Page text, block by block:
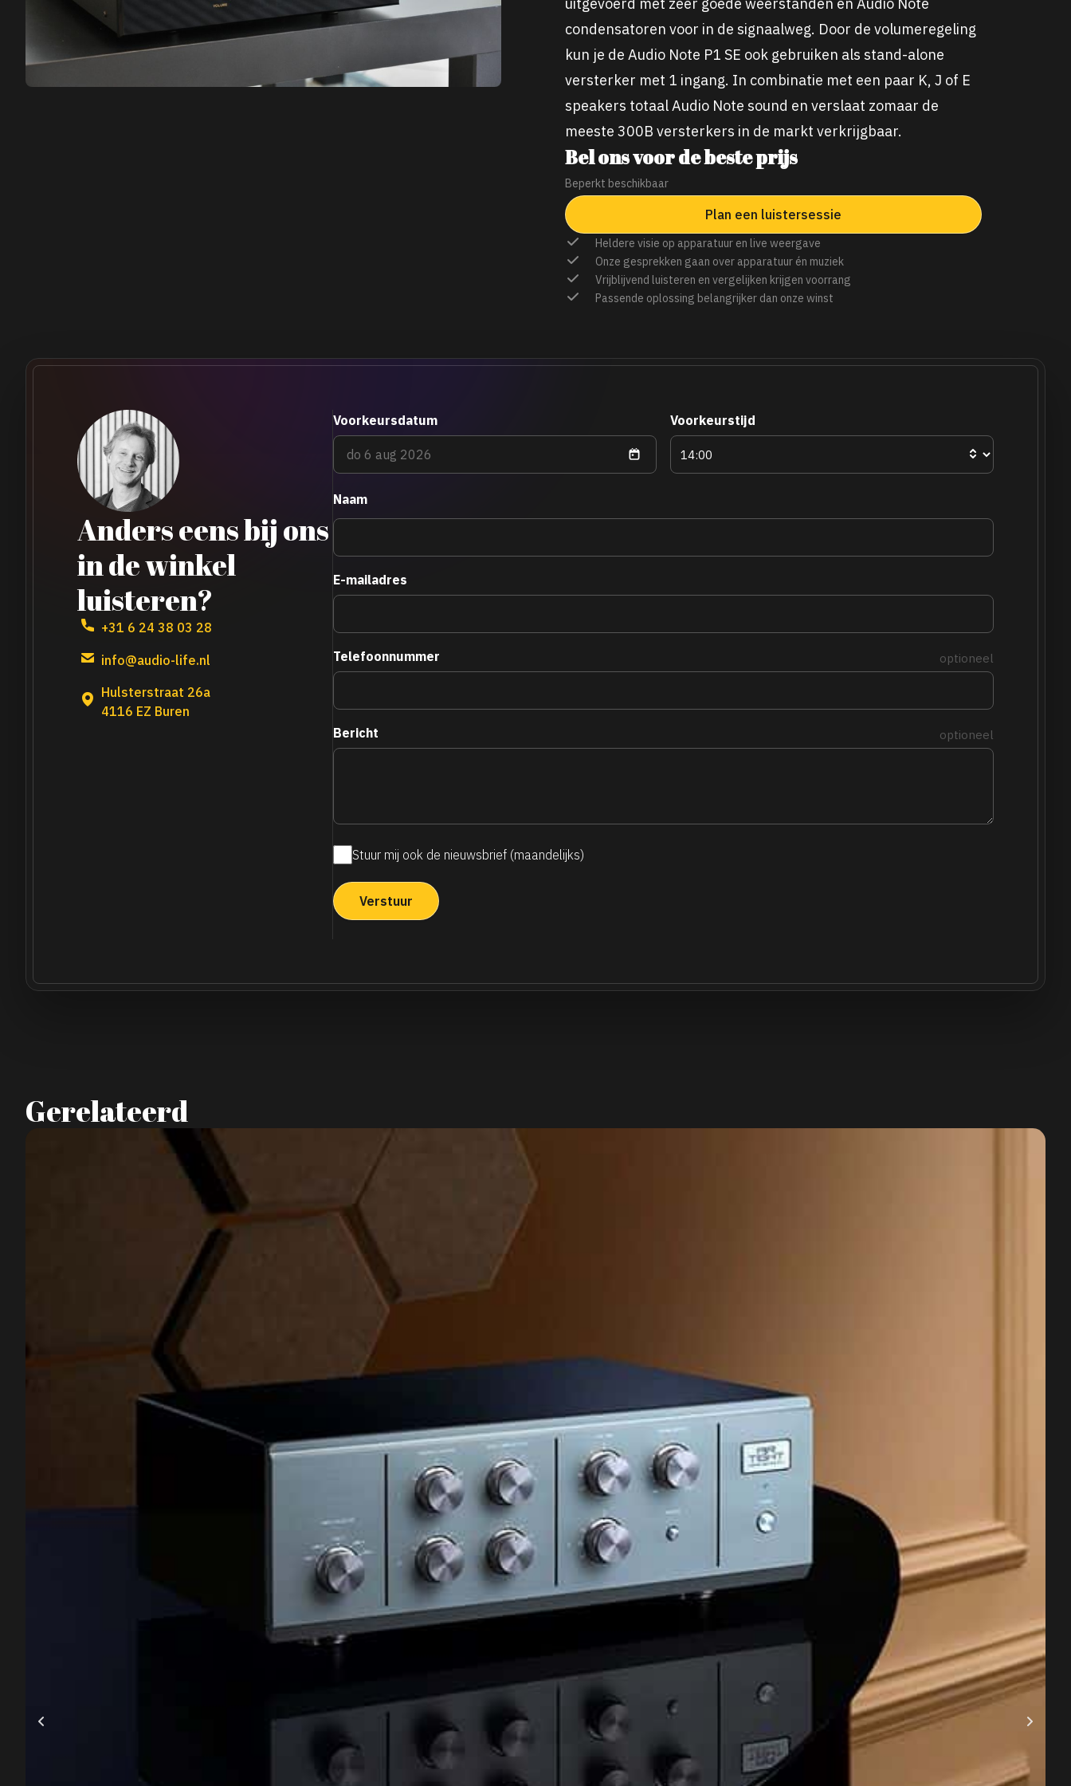
condensatoren voor in de signaalweg. Door de volumeregeling
kun je de Audio Note P1 SE ook gebruiken als stand-alone
versterker met 1 ingang. In combinatie met een paar K, J of E
speakers totaal Audio Note sound en verslaat zomaar de
meeste 300B versterkers in de markt verkrijgbaar.
Bel ons voor de beste prijs
Beperkt beschikbaar
Plan een luistersessie
Heldere visie op apparatuur en live weergave
Onze gesprekken gaan over apparatuur én muziek
Vrijblijvend luisteren en vergelijken krijgen voorrang
Passende oplossing belangrijker dan onze winst
Anders eens bij ons
in de winkel
luisteren?
+31 6 24 38 03 28
info@audio-life.nl
Hulsterstraat 26a
4116 EZ Buren
Voorkeursdatum Voorkeurstijd
Naam
E-mailadres
Telefoonnummer optioneel
Bericht optioneel
Maandelijkse
nieuwsbrief
Stuur mij ook de nieuwsbrief (maandelijks)
Gerelateerd